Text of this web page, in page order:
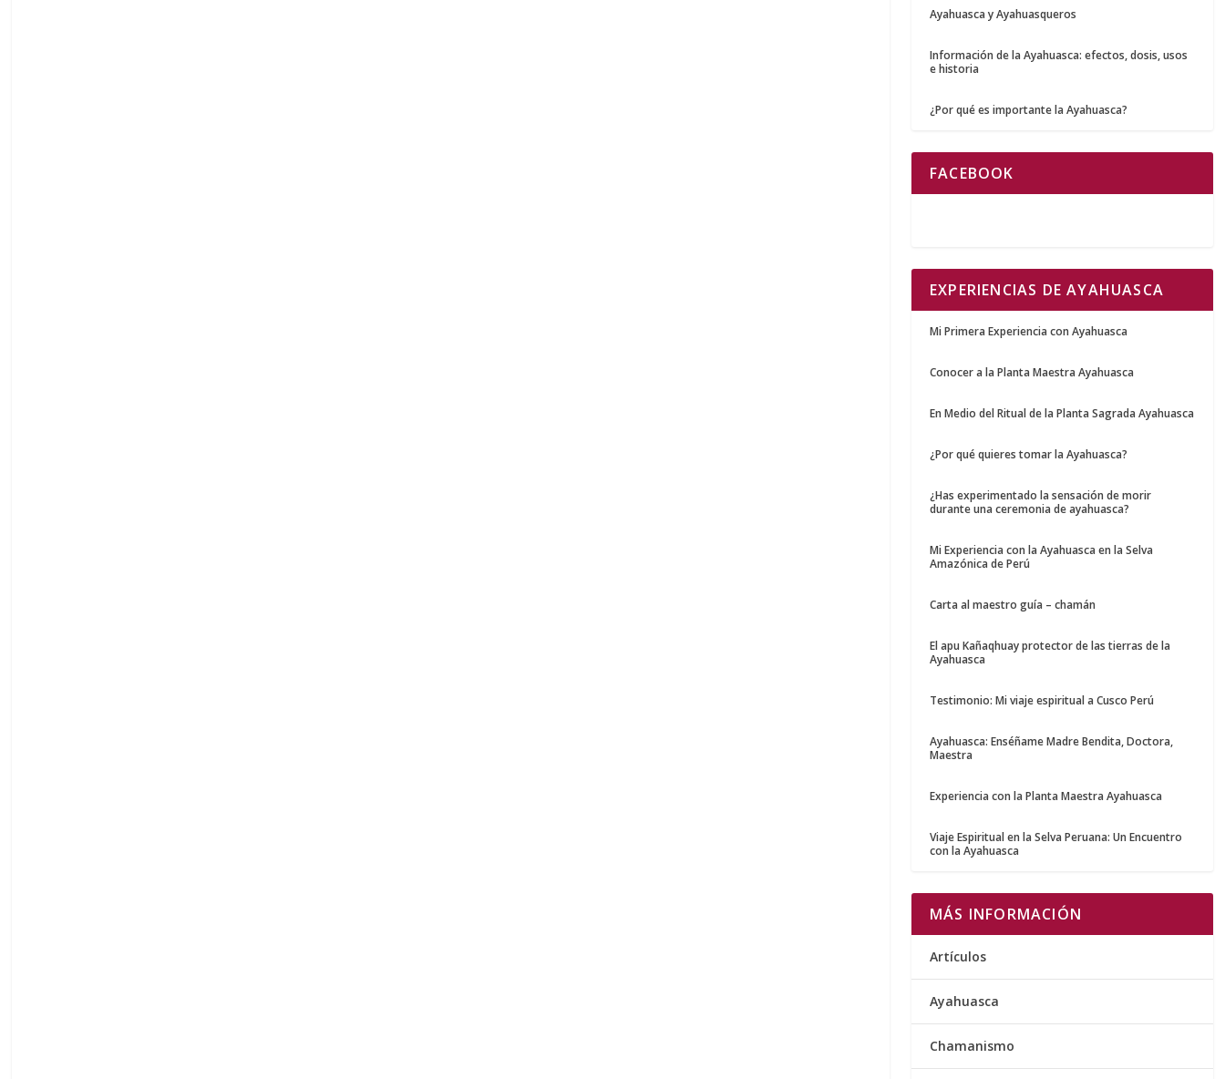
Ayahuasca y Ayahuasqueros
Información de la Ayahuasca: efectos, dosis, usos
e historia
¿Por qué es importante la Ayahuasca?
FACEBOOK
EXPERIENCIAS DE AYAHUASCA
Mi Primera Experiencia con Ayahuasca
Conocer a la Planta Maestra Ayahuasca
En Medio del Ritual de la Planta Sagrada Ayahuasca
¿Por qué quieres tomar la Ayahuasca?
¿Has experimentado la sensación de morir
durante una ceremonia de ayahuasca?
Mi Experiencia con la Ayahuasca en la Selva
Amazónica de Perú
Carta al maestro guía – chamán
El apu Kañaqhuay protector de las tierras de la
Ayahuasca
Testimonio: Mi viaje espiritual a Cusco Perú
Ayahuasca: Enséñame Madre Bendita, Doctora,
Maestra
Experiencia con la Planta Maestra Ayahuasca
Viaje Espiritual en la Selva Peruana: Un Encuentro
con la Ayahuasca
MÁS INFORMACIÓN
Artículos
Ayahuasca
Chamanismo